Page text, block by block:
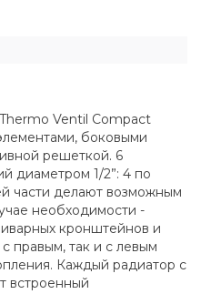
Ventil Compact
боковыми
решеткой. 6
диаметром 1/2”: 4 по
части делают возможным
необходимости -
кронштейнов и
правым, так и с левым
Каждый радиатор с
встроенный